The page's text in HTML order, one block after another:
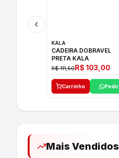
KALA
CADEIRA DOBRAVEL
PRETA KALA
R$ 111,50R$ 103,00
Carrinho Pedir
Mais Vendidos